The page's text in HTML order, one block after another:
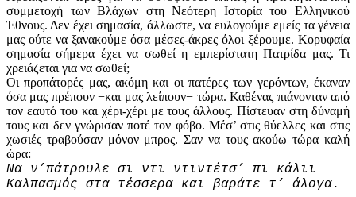
συμμετοχή των Βλάχων στη Νεότερη Ιστορία του Ελληνικού
Έθνους. Δεν έχει σημασία, άλλωστε, να ευλογούμε εμείς τα γένεια
μας ούτε να ξανακούμε όσα μέσες-άκρες όλοι ξέρουμε. Κορυφαία
σημασία σήμερα έχει να σωθεί η εμπερίστατη Πατρίδα μας. Τι
χρειάζεται για να σωθεί;
Οι προπάτορές μας, ακόμη και οι πατέρες των γερόντων, έκαναν
όσα μας πρέπουν −και μας λείπουν− τώρα. Καθένας πιάνονταν από
τον εαυτό του και χέρι-χέρι με τους άλλους. Πίστευαν στη δύναμή
τους και δεν γνώρισαν ποτέ τον φόβο. Μέσ’ στις θύελλες και στις
χωσιές τραβούσαν μόνον μπρος. Σαν να τους ακούω τώρα καλή
ώρα:
Να ν’πάτρουλε σι ντι ντιντέτσ’ πι κάλιι
Καλπασμός στα τέσσερα και βαράτε τ’ άλογα.